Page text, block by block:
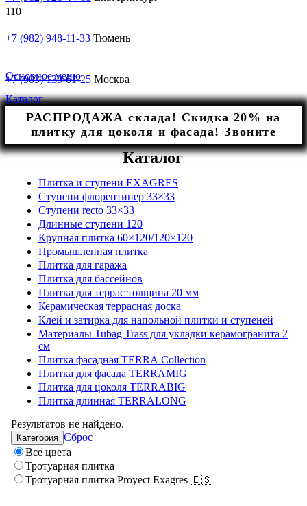
+7 (982) 948-11-33 Тюмень
+7 (903) 130-61-25 Москва
Основное меню
Каталог
РАСПРОДАЖА склада! Скидка 20% на
плитку для цоколя и фасада! Звоните
Каталог
Плитка и ступени EXAGRES
Ступени флорентинер 33×33
Ступени recto 33×33
Длинные ступени 120
Крупная плитка 60×120/120×120
Промышленная плитка
Плитка для гаража
Плитка для бассейнов
Плитка для террас толщина 20 мм
Керамическая террасная доска
Клей и затирка для напольной плитки и ступеней
Материалы Tubag Trass для укладки керамогранита 2
см
Плитка фасадная TERRA Collection
Плитка для фасада TERRAMIG
Плитка для цоколя TERRABIG
Плитка длинная TERRALONG
Результатов не найдено.
Категория Сброс
Все цвета
Тротуарная плитка
Тротуарная плитка Proyect Exagres 🇪🇸